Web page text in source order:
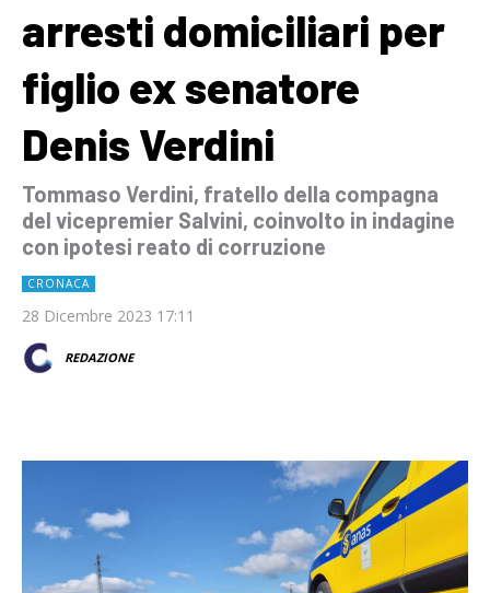
arresti domiciliari per
figlio ex senatore
Denis Verdini
Tommaso Verdini, fratello della compagna
del vicepremier Salvini, coinvolto in indagine
con ipotesi reato di corruzione
CRONACA
28 Dicembre 2023 17:11
REDAZIONE